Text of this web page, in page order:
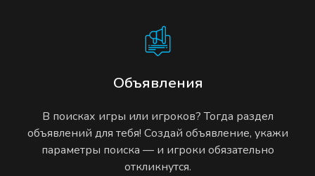
Объявления
В поисках игры или игроков? Тогда раздел
объявлений для тебя! Создай объявление, укажи
параметры поиска — и игроки обязательно
откликнутся.